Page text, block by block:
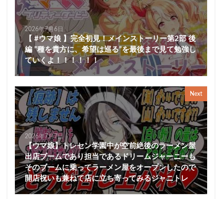
2026年7月6日
【 #ウマ娘 】完全初見！メインストーリー第2部 後
編 ”種を貴方に、希望は巡る”を最後まで見て勉強し
ていくよ！！！！！！
Next
2026年7月7日
【ウマ娘】トレセン学園中が空前絶後のラーメン屋
出店ブームであり担当であるドリームジャーニーも
そのブームに乗ってラーメン屋をオープンしたので
開店祝いも兼ねて店に立ち寄ってみるジャニトレ